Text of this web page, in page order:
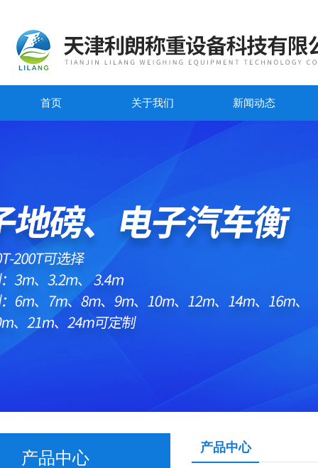
首页 关于我们 新闻动态
产品中心
产品中心